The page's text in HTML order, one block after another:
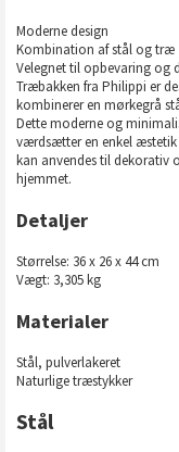
Moderne design
Kombination af stål og træ
Velegnet til opbevaring og
Træbakken fra Philippi er
kombinerer en mørkegrå
Dette moderne og
værdsætter en enkel æstetik
kan anvendes til dekorativ
hjemmet.
Detaljer
Størrelse: 36 x 26 x 44 cm
Vægt: 3,305 kg
Materialer
Stål, pulverlakeret
Naturlige træstykker
Stål